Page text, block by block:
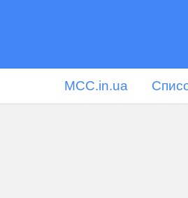
MCC.in.ua